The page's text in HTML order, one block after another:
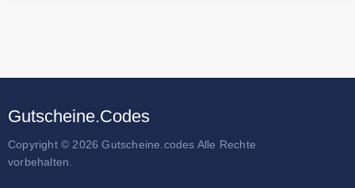
Gutscheine.Codes
Copyright © 2026 Gutscheine.codes Alle Rechte
vorbehalten.